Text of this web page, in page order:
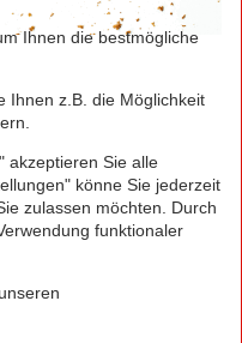
oben
Preise in
und